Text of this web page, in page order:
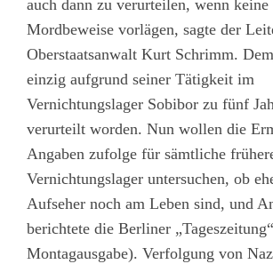
auch dann zu verurteilen, wenn
Mordbeweise vorlägen, sagte der
Oberstaatsanwalt Kurt Schrimm.
einzig aufgrund seiner Tätigkeit im
Vernichtungslager Sobibor zu fünf
verurteilt worden. Nun wollen die
Angaben zufolge für sämtliche
Vernichtungslager untersuchen, ob
Aufseher noch am Leben sind, und
berichtete die Berliner
Montagausgabe). Verfolgung von